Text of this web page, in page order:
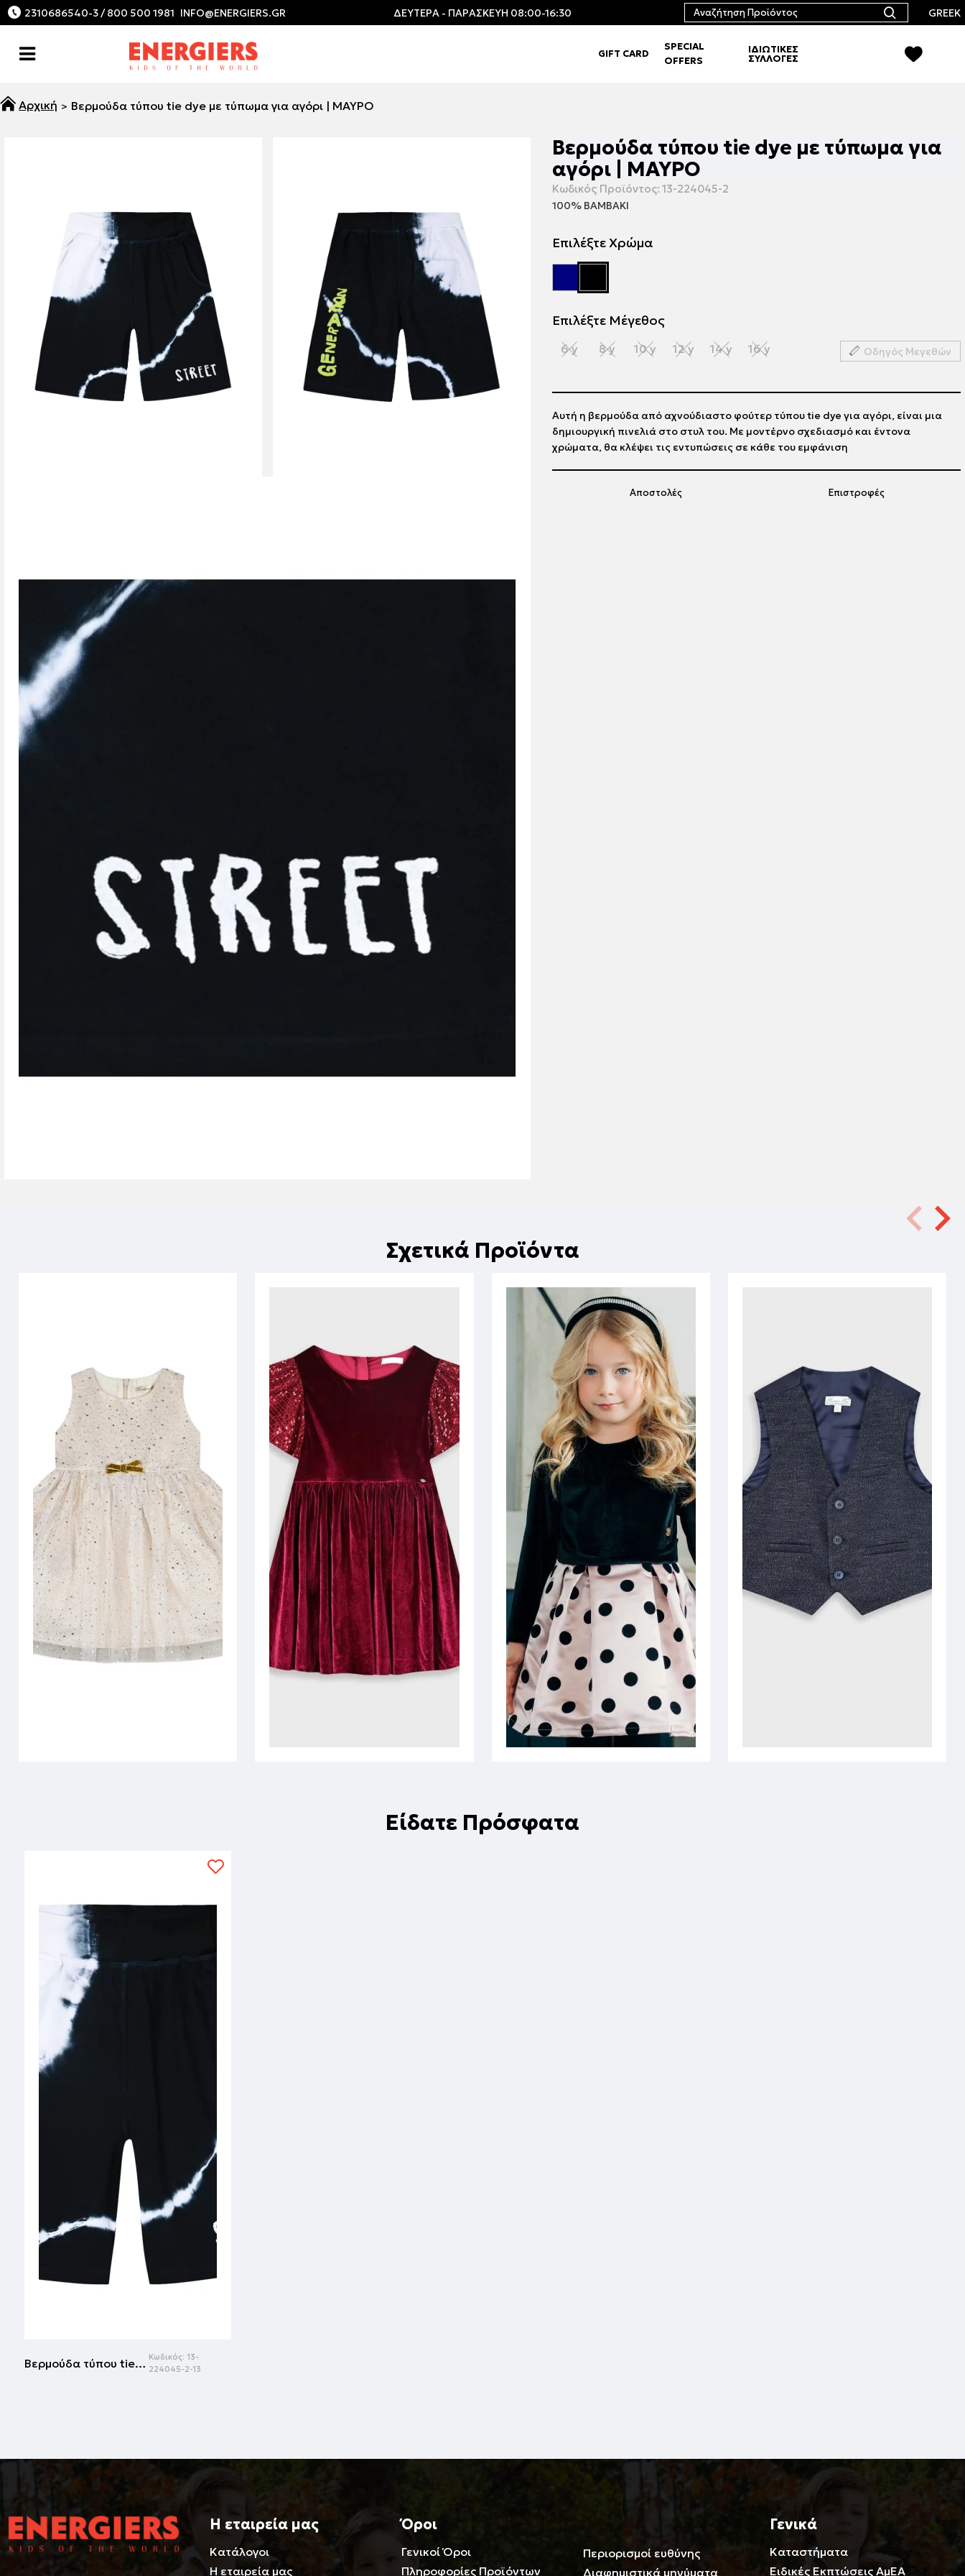
2310686540-3 / 800 500 1981 ΔΕΥΤΕΡΑ - ΠΑΡΑΣΚΕΥΗ 08:00-16:30 GREEK
GIFT CARD
SPECIAL
OFFERS
ΙΔΙΩΤΙΚΕΣ
ΣΥΛΛΟΓΕΣ
Βερμούδα τύπου tie dye με τύπωμα για αγόρι | ΜΑΥΡΟ
Βερμούδα τύπου tie dye με τύπωμα για
αγόρι | ΜΑΥΡΟ
Κωδικός Προϊόντος: 13-224045-2
100% ΒΑΜΒΑΚΙ
Επιλέξτε Χρώμα
Επιλέξτε Μέγεθος
6 y 8 y 10 y 12 y 14 y 16 y Οδηγός Μεγεθών
Αποστολές Επιστροφές
Αυτή η βερμούδα από αχνούδιαστο φούτερ τύπου tie dye για αγόρι, είναι μια
δημιουργική πινελιά στο στυλ του. Με μοντέρνο σχεδιασμό και έντονα
χρώματα, θα κλέψει τις εντυπώσεις σε κάθε του εμφάνιση
Σχετικά Προϊόντα
Είδατε Πρόσφατα
Βερμούδα τύπου tie dye με τύπωμα για αγόρι | ΜΑΥΡΟ Κωδικός: 13-
224045-2-13
Η εταιρεία μας
Κατάλογοι
Η εταιρεία μας
Όροι
Γενικοί Όροι
Πληροφορίες Προϊόντων
Περιορισμοί ευθύνης
Διαφημιστικά μηνύματα
Γενικά
Καταστήματα
Ειδικές Εκπτώσεις ΑμΕΑ